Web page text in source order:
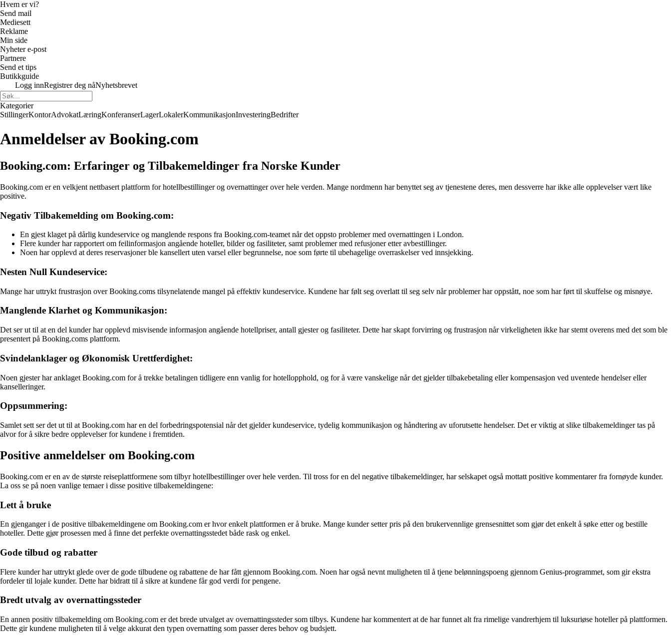
Hvem er vi?
Send mail
Mediesett
Reklame
Min side
Nyheter e-post
Partnere
Send et tips
Butikkguide
Logg innRegistrer deg nåNyhetsbrevet
Kategorier
StillingerKontorAdvokatLæringKonferanserLagerLokalerKommunikasjonInvesteringBedrifter
Anmeldelser av Booking.com
Booking.com: Erfaringer og Tilbakemeldinger fra Norske Kunder
Booking.com er en velkjent nettbasert plattform for hotellbestillinger og overnattinger over hele verden. Mange nordmenn har benyttet seg av tjenestene deres, men dessverre har ikke alle opplevelser vært like
positive.
Negativ Tilbakemelding om Booking.com:
En gjest klaget på dårlig kundeservice og manglende respons fra Booking.com-teamet når det oppsto problemer med overnattingen i London.
Flere kunder har rapportert om feilinformasjon angående hoteller, bilder og fasiliteter, samt problemer med refusjoner etter avbestillinger.
Noen har opplevd at deres reservasjoner ble kansellert uten varsel eller begrunnelse, noe som førte til ubehagelige overraskelser ved innsjekking.
Nesten Null Kundeservice:
Mange har uttrykt frustrasjon over Booking.coms tilsynelatende mangel på effektiv kundeservice. Kundene har følt seg overlatt til seg selv når problemer har oppstått, noe som har ført til skuffelse og misnøye.
Manglende Klarhet og Kommunikasjon:
Det ser ut til at en del kunder har opplevd misvisende informasjon angående hotellpriser, antall gjester og fasiliteter. Dette har skapt forvirring og frustrasjon når virkeligheten ikke har stemt overens med det som ble
presentert på Booking.coms plattform.
Svindelanklager og Økonomisk Urettferdighet:
Noen gjester har anklaget Booking.com for å trekke betalingen tidligere enn vanlig for hotellopphold, og for å være vanskelige når det gjelder tilbakebetaling eller kompensasjon ved uventede hendelser eller
kanselleringer.
Oppsummering:
Samlet sett ser det ut til at Booking.com har en del forbedringspotensial når det gjelder kundeservice, tydelig kommunikasjon og håndtering av uforutsette hendelser. Det er viktig at slike tilbakemeldinger tas på
alvor for å sikre bedre opplevelser for kundene i fremtiden.
Positive anmeldelser om Booking.com
Booking.com er en av de største reiseplattformene som tilbyr hotellbestillinger over hele verden. Til tross for en del negative tilbakemeldinger, har selskapet også mottatt positive kommentarer fra fornøyde kunder.
La oss se på noen vanlige temaer i disse positive tilbakemeldingene:
Lett å bruke
En gjenganger i de positive tilbakemeldingene om Booking.com er hvor enkelt plattformen er å bruke. Mange kunder setter pris på den brukervennlige grensesnittet som gjør det enkelt å søke etter og bestille
hoteller. Dette gjør prosessen med å finne det perfekte overnattingsstedet både rask og enkel.
Gode tilbud og rabatter
Flere kunder har uttrykt glede over de gode tilbudene og rabattene de har fått gjennom Booking.com. Noen har også nevnt muligheten til å tjene belønningspoeng gjennom Genius-programmet, som gir ekstra
fordeler til lojale kunder. Dette har bidratt til å sikre at kundene får god verdi for pengene.
Bredt utvalg av overnattingssteder
En annen positiv tilbakemelding om Booking.com er det brede utvalget av overnattingssteder som tilbys. Kundene har kommentert at de har funnet alt fra rimelige vandrerhjem til luksuriøse hoteller på plattformen.
Dette gir kundene muligheten til å velge akkurat den typen overnatting som passer deres behov og budsjett.